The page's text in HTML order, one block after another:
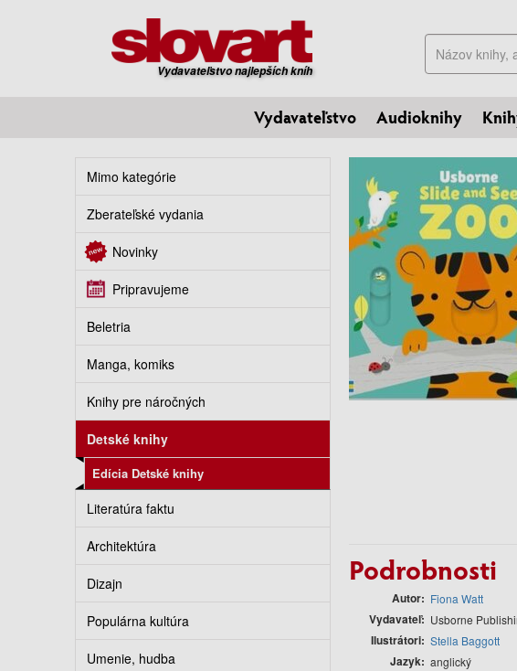
Vydavateľstvo najlepších kníh
Hľadať
Vydavateľstvo Audioknihy
Mimo kategórie
Zberateľské vydania
Novinky
Pripravujeme
Beletria
Manga, komiks
Knihy pre náročných
Detské knihy
Edícia Detské knihy
Literatúra faktu
Architektúra
Dizajn
Populárna kultúra
Umenie, hudba
Podrobnosti
Autor Fiona Watt
Vydavateľ Usborne
Ilustrátori Stella Baggott
Jazyk anglický